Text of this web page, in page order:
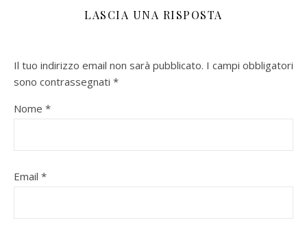
LASCIA UNA RISPOSTA
Il tuo indirizzo email non sarà pubblicato. I campi obbligatori
sono contrassegnati *
Nome *
Email *